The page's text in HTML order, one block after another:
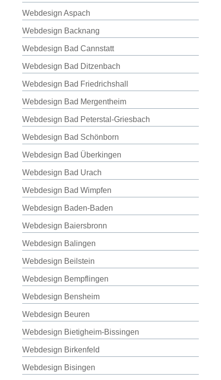
Webdesign Aspach
Webdesign Backnang
Webdesign Bad Cannstatt
Webdesign Bad Ditzenbach
Webdesign Bad Friedrichshall
Webdesign Bad Mergentheim
Webdesign Bad Peterstal-Griesbach
Webdesign Bad Schönborn
Webdesign Bad Überkingen
Webdesign Bad Urach
Webdesign Bad Wimpfen
Webdesign Baden-Baden
Webdesign Baiersbronn
Webdesign Balingen
Webdesign Beilstein
Webdesign Bempflingen
Webdesign Bensheim
Webdesign Beuren
Webdesign Bietigheim-Bissingen
Webdesign Birkenfeld
Webdesign Bisingen